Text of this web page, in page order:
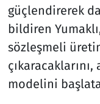
güçlendirerek
bildiren
sözleşmeli
modelini